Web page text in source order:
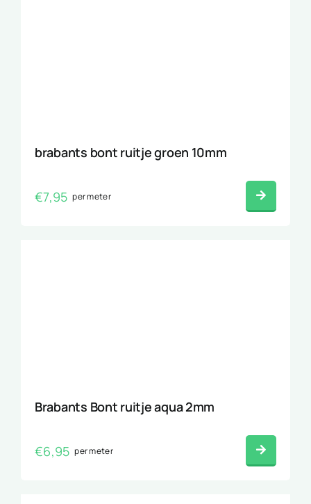
brabants bont ruitje groen 10mm
€7,95 per meter
Brabants Bont ruitje aqua 2mm
€6,95 per meter